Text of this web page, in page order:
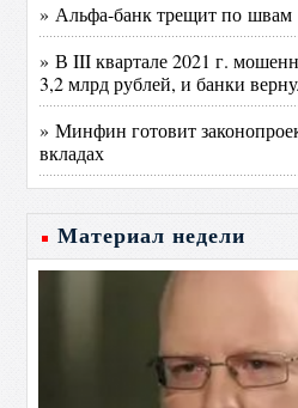
» Альфа-банк трещит по швам
» В III квартале 2021 г.
3,2 млрд рублей, и банки
» Минфин готовит
вкладах
Материал недели